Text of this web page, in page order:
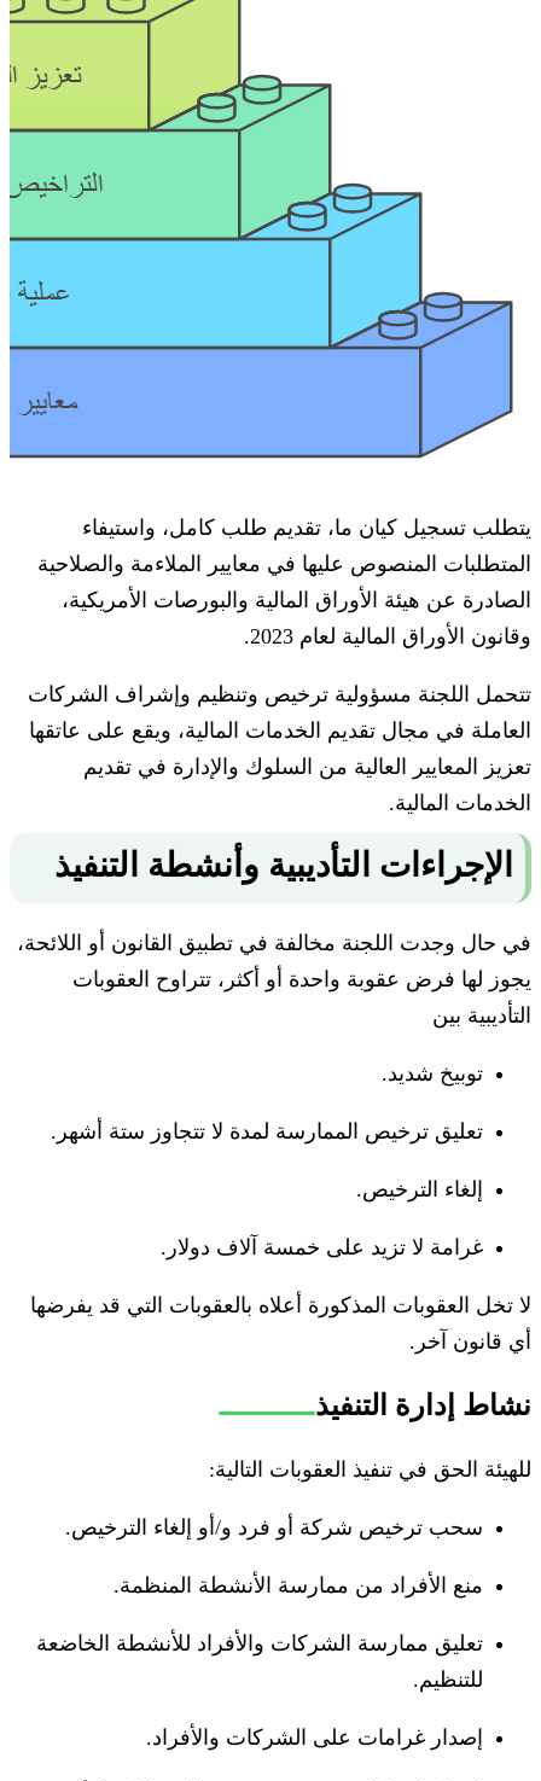
يتطلب تسجيل كيان ما، تقديم طلب كامل، واستيفاء
المتطلبات المنصوص عليها في معايير الملاءمة والصلاحية
الصادرة عن هيئة الأوراق المالية والبورصات الأمريكية،
وقانون الأوراق المالية لعام 2023.
تتحمل اللجنة مسؤولية ترخيص وتنظيم وإشراف الشركات
العاملة في مجال تقديم الخدمات المالية، ويقع على عاتقها
تعزيز المعايير العالية من السلوك والإدارة في تقديم
الخدمات المالية.
الإجراءات التأديبية وأنشطة التنفيذ
في حال وجدت اللجنة مخالفة في تطبيق القانون أو اللائحة،
يجوز لها فرض عقوبة واحدة أو أكثر، تتراوح العقوبات
التأديبية بين
توبيخ شديد.
تعليق ترخيص الممارسة لمدة لا تتجاوز ستة أشهر.
إلغاء الترخيص.
غرامة لا تزيد على خمسة آلاف دولار.
لا تخل العقوبات المذكورة أعلاه بالعقوبات التي قد يفرضها
أي قانون آخر.
نشاط إدارة التنفيذ
للهيئة الحق في تنفيذ العقوبات التالية:
سحب ترخيص شركة أو فرد و/أو إلغاء الترخيص.
منع الأفراد من ممارسة الأنشطة المنظمة.
تعليق ممارسة الشركات والأفراد للأنشطة الخاضعة
للتنظيم.
إصدار غرامات على الشركات والأفراد.